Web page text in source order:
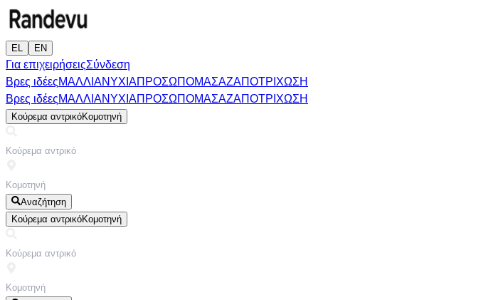
EL EN
Για επιχειρήσειςΣύνδεση
Βρες ιδέεςΜΑΛΛΙΑΝΥΧΙΑΠΡΟΣΩΠΟΜΑΣΑΖΑΠΟΤΡΙΧΩΣΗ
Βρες ιδέεςΜΑΛΛΙΑΝΥΧΙΑΠΡΟΣΩΠΟΜΑΣΑΖΑΠΟΤΡΙΧΩΣΗ
Κούρεμα αντρικόΚομοτηνή
Αναζήτηση
Κούρεμα αντρικόΚομοτηνή